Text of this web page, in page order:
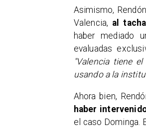
Asimismo,
Valencia, al
haber mediado
evaluadas
"Valencia tiene
usando a la
Ahora bien,
haber
el caso Dominga.